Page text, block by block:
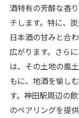
酒特有の芳醇な香
チします。特に、
日本酒の甘みと合
広がります。さら
は、その土地の風
もに、地酒を愉し
す。神田駅周辺の
のペアリングを提